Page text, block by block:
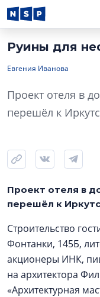
Руины для
Евгения Иванова
Проект отеля в
перешёл к
Проект отеля в
перешёл к
Строительство
Фонтанки, 145Б,
акционеры ИНК,
на архитектора
«Архитектурная